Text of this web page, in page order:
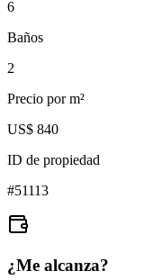
6
Baños
2
Precio por m²
US$ 840
ID de propiedad
#51113
¿Me alcanza?